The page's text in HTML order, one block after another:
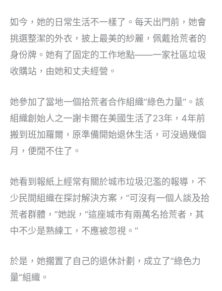
如今，她的日常生活不一樣了。每天出門前，她會
挑選整潔的外衣，披上最美的紗麗，佩戴拾荒者的
身份牌。她有了固定的工作地點——一家社區垃圾
收購站，由她和丈夫經營。
她參加了當地一個拾荒者合作組織“綠色力量”。該
組織創始人之一謝卡爾在美國生活了23年，4年前
搬到班加羅爾，原準備開始退休生活，可沒過幾個
月，便閒不住了。
她看到報紙上經常有關於城市垃圾氾濫的報導，不
少民間組織在探討解決方案，“可沒有一個人談及拾
荒者群體，”她說，“這座城市有兩萬名拾荒者，其
中不少是熟練工，不應被忽視。”
於是，她擱置了自己的退休計劃，成立了“綠色力
量”組織。